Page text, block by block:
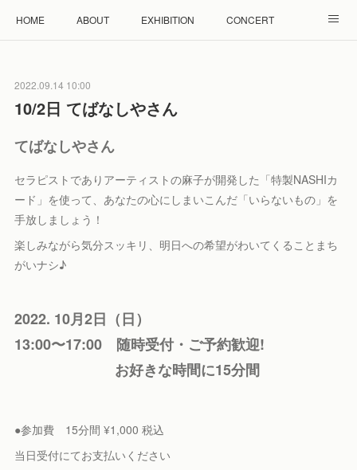
HOME ABOUT EXHIBITION CONCERT
2022.09.14 10:00
10/2日 てばなしやさん
てばなしやさん
セラピストでありアーティストの麻子が開発した「特製NASHIカ
ード」を使って、あなたの心にしまいこんだ「いらないもの」を
手放しましょう！
楽しみながら気分スッキリ、明日への希望がわいてくることまち
がいナシ♪
2022. 10月2日（日）
13:00〜17:00 随時受付・ご予約歓迎!
お好きな時間に15分間
●参加費 15分間 ¥1,000 税込
当日受付にてお支払いください